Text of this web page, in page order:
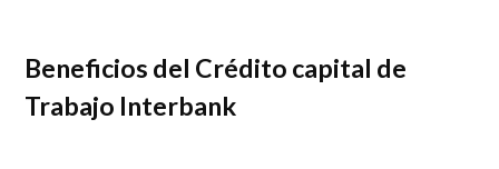
Beneficios del Crédito capital de
Trabajo Interbank